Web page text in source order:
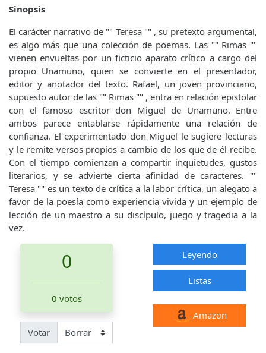
Sinopsis
El carácter narrativo de "" Teresa "" , su pretexto argumental,
es algo más que una colección de poemas. Las "" Rimas ""
vienen envueltas por un ficticio aparato crítico a cargo del
propio Unamuno, quien se convierte en el presentador,
editor y anotador del texto. Rafael, un joven provinciano,
supuesto autor de las "" Rimas "" , entra en relación epistolar
con el famoso escritor don Miguel de Unamuno. Entre
ambos parece entablarse rápidamente una relación de
confianza. El experimentado don Miguel le sugiere lecturas
y le remite versos propios a cambio de los que de él recibe.
Con el tiempo comienzan a compartir inquietudes, gustos
literarios, y se advierte cierta afinidad de caracteres. ""
Teresa "" es un texto de crítica a la labor crítica, un alegato a
favor de la poesía como experiencia vivida y un ejemplo de
lección de un maestro a su discípulo, juego y tragedia a la
vez.
0
0 votos
Votar
Leyendo
Listas
Amazon